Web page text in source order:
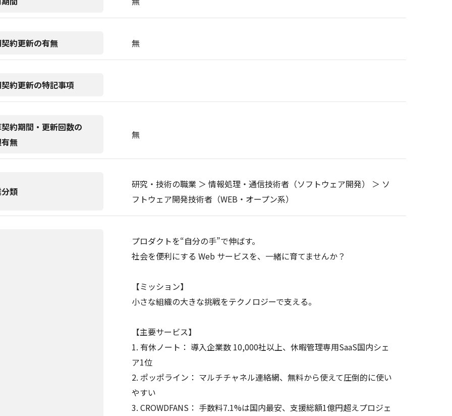
約更新の有無 無
約更新の特記事項
約期間・更新回数の
無
無
類
研究・技術の職業 ＞ 情報処理・通信技術者（ソフトウェア開発） ＞ ソ
フトウェア開発技術者（WEB・オープン系）
プロダクトを“自分の手”で伸ばす。
社会を便利にする Web サービスを、一緒に育てませんか？
【ミッション】
小さな組織の大きな挑戦をテクノロジーで支える。
【主要サービス】
1. 有休ノート： 導入企業数 10,000社以上、休暇管理専用SaaS国内シェ
ア1位
2. ポッポライン： マルチチャネル連絡網、無料から使えて圧倒的に使い
やすい
3. CROWDFANS： 手数料7.1%は国内最安、支援総額1億円超えプロジェ